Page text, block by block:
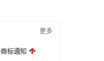
更多
标通知